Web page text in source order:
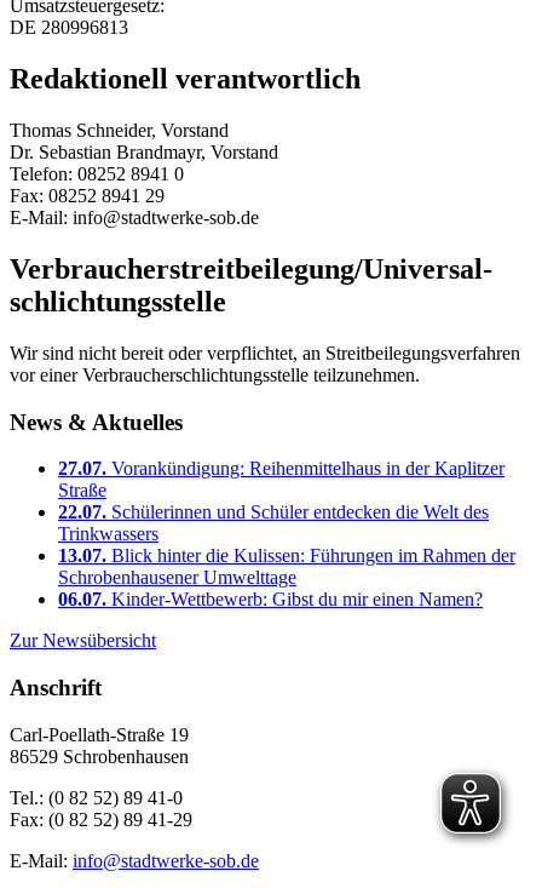
Umsatzsteuergesetz:
DE 280996813
Redaktionell verantwortlich
Thomas Schneider, Vorstand
Dr. Sebastian Brandmayr, Vorstand
Telefon: 08252 8941 0
Fax: 08252 8941 29
E-Mail: info@stadtwerke-sob.de
Verbraucher­streit­beilegung/Universal­
schlichtungs­stelle
Wir sind nicht bereit oder verpflichtet, an Streitbeilegungsverfahren
vor einer Verbraucherschlichtungsstelle teilzunehmen.
News & Aktuelles
27.07. Vorankündigung: Reihenmittelhaus in der Kaplitzer
Straße
22.07. Schülerinnen und Schüler entdecken die Welt des
Trinkwassers
13.07. Blick hinter die Kulissen: Führungen im Rahmen der
Schrobenhausener Umwelttage
06.07. Kinder-Wettbewerb: Gibst du mir einen Namen?
Zur Newsübersicht
Anschrift
Carl-Poellath-Straße 19
86529 Schrobenhausen
Tel.: (0 82 52) 89 41-0
Fax: (0 82 52) 89 41-29
E-Mail: info@stadtwerke-sob.de